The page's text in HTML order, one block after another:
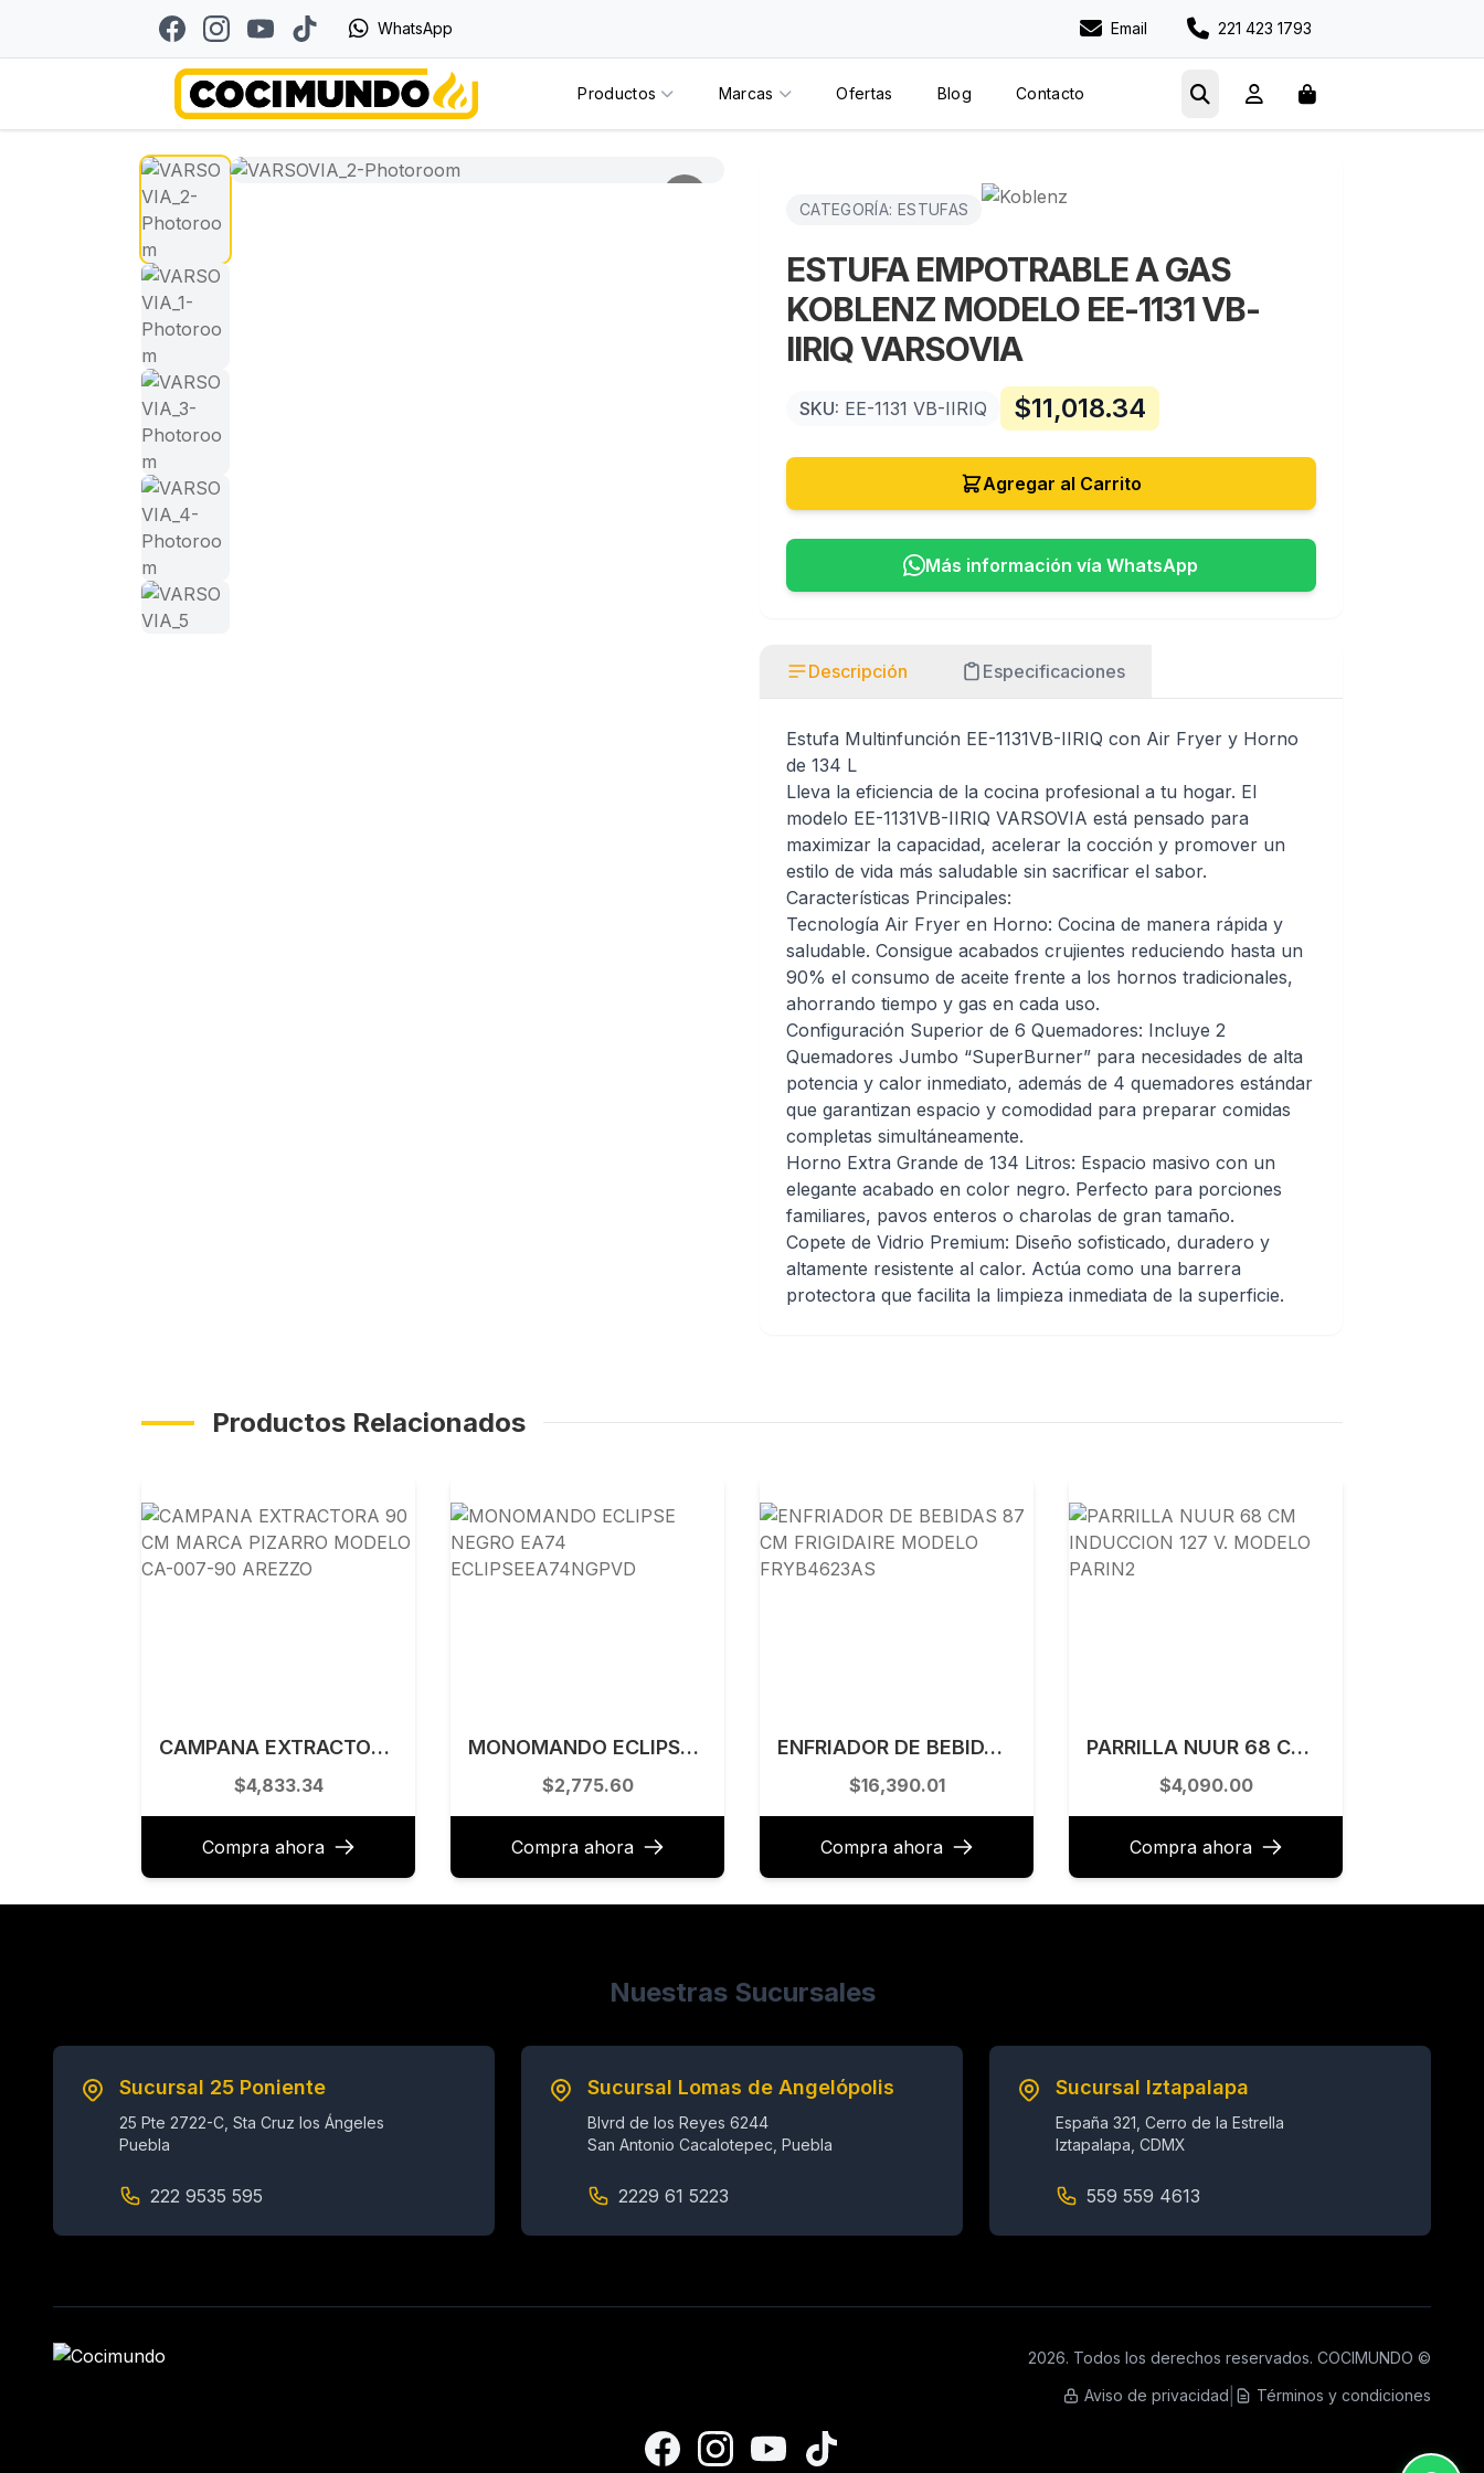
Email 221 423 1793
WhatsApp
Productos Marcas Ofertas Blog Contacto
CATEGORÍA: ESTUFAS
ESTUFA EMPOTRABLE A GAS
KOBLENZ MODELO EE-1131 VB-
IIRIQ VARSOVIA
SKU: EE-1131 VB-IIRIQ $11,018.34
Agregar al Carrito
Más información vía WhatsApp
Descripción Especificaciones
Estufa Multinfunción EE-1131VB-IIRIQ con Air Fryer y Horno
de 134 L
Lleva la eficiencia de la cocina profesional a tu hogar. El
modelo EE-1131VB-IIRIQ VARSOVIA está pensado para
maximizar la capacidad, acelerar la cocción y promover un
estilo de vida más saludable sin sacrificar el sabor.
Características Principales:
Tecnología Air Fryer en Horno: Cocina de manera rápida y
saludable. Consigue acabados crujientes reduciendo hasta un
90% el consumo de aceite frente a los hornos tradicionales,
ahorrando tiempo y gas en cada uso.
Configuración Superior de 6 Quemadores: Incluye 2
Quemadores Jumbo “SuperBurner” para necesidades de alta
potencia y calor inmediato, además de 4 quemadores estándar
que garantizan espacio y comodidad para preparar comidas
completas simultáneamente.
Horno Extra Grande de 134 Litros: Espacio masivo con un
elegante acabado en color negro. Perfecto para porciones
familiares, pavos enteros o charolas de gran tamaño.
Copete de Vidrio Premium: Diseño sofisticado, duradero y
altamente resistente al calor. Actúa como una barrera
protectora que facilita la limpieza inmediata de la superficie.
Productos Relacionados
CAMPANA EXTRACTORA 90 CM MARCA PIZARRO MODELO CA-007-90 AREZZO
$4,833.34
Compra ahora
MONOMANDO ECLIPSE NEGRO EA74 ECLIPSEEA74NGPVD
$2,775.60
Compra ahora
ENFRIADOR DE BEBIDAS 87 CM FRIGIDAIRE MODELO FRYB4623AS
$16,390.01
Compra ahora
PARRILLA NUUR 68 CM INDUCCION 127 V. MODELO PARIN2
$4,090.00
Compra ahora
Nuestras Sucursales
Sucursal 25 Poniente
25 Pte 2722-C, Sta Cruz los Ángeles
Puebla
222 9535 595
Sucursal Lomas de Angelópolis
Blvrd de los Reyes 6244
San Antonio Cacalotepec, Puebla
2229 61 5223
Sucursal Iztapalapa
España 321, Cerro de la Estrella
Iztapalapa, CDMX
559 559 4613
2026. Todos los derechos reservados. COCIMUNDO ©
Aviso de privacidad
Términos y condiciones